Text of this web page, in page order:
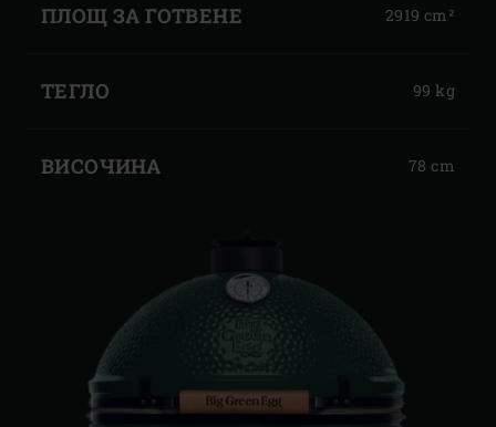
ПЛОЩ ЗА ГОТВЕНЕ 2919 cm²
ТЕГЛО 99 kg
ВИСОЧИНА 78 cm